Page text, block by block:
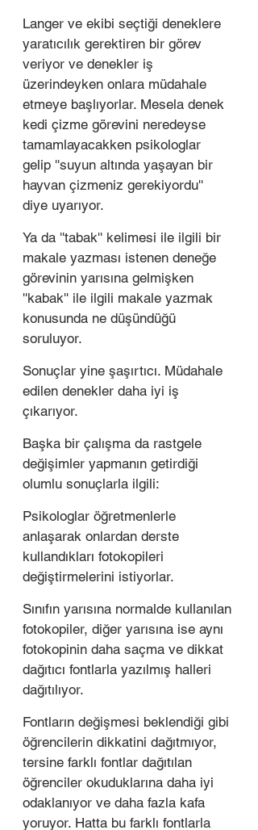
Langer ve ekibi seçtiği deneklere
yaratıcılık gerektiren bir görev
veriyor ve denekler iş
üzerindeyken onlara müdahale
etmeye başlıyorlar. Mesela denek
kedi çizme görevini neredeyse
tamamlayacakken psikologlar
gelip ''suyun altında yaşayan bir
hayvan çizmeniz gerekiyordu''
diye uyarıyor.
Ya da ''tabak'' kelimesi ile ilgili bir
makale yazması istenen deneğe
görevinin yarısına gelmişken
''kabak'' ile ilgili makale yazmak
konusunda ne düşündüğü
soruluyor.
Sonuçlar yine şaşırtıcı. Müdahale
edilen denekler daha iyi iş
çıkarıyor.
Başka bir çalışma da rastgele
değişimler yapmanın getirdiği
olumlu sonuçlarla ilgili:
Psikologlar öğretmenlerle
anlaşarak onlardan derste
kullandıkları fotokopileri
değiştirmelerini istiyorlar.
Sınıfın yarısına normalde kullanılan
fotokopiler, diğer yarısına ise aynı
fotokopinin daha saçma ve dikkat
dağıtıcı fontlarla yazılmış halleri
dağıtılıyor.
Fontların değişmesi beklendiği gibi
öğrencilerin dikkatini dağıtmıyor,
tersine farklı fontlar dağıtılan
öğrenciler okuduklarına daha iyi
odaklanıyor ve daha fazla kafa
yoruyor. Hatta bu farklı fontlarla